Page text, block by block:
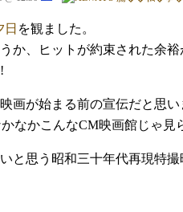
を観ました。
か、ヒットが約束された余
画が始まる前の宣伝だと思
なかこんなCM映画館じゃ見
と思う昭和三十年代再現特撮